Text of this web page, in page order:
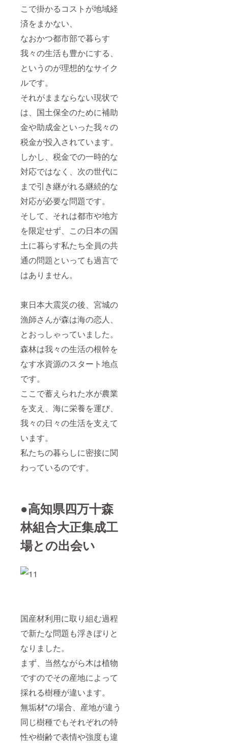
こで掛かるコストが地域経
済をまかない、
なおかつ都市部で暮らす
我々の生活も豊かにする、
というのが理想的なサイク
ルです。
それがままならない現状で
は、国土保全のために補助
金や助成金といった我々の
税金が投入されています。
しかし、税金での一時的な
対応ではなく、次の世代に
まで引き継がれる継続的な
対応が必要な問題です。
そして、それは都市や地方
を限定せず、この日本の国
土に暮らす私たち全員の共
通の問題といっても過言で
はありません。
東日本大震災の後、宮城の
漁師さんが森は海の恋人、
とおっしゃっていました。
森林は我々の生活の根幹を
なす水資源のスタート地点
です。
ここで蓄えられた水が農業
を支え、海に栄養を運び、
我々の日々の生活を支えて
います。
私たちの暮らしに密接に関
わっているのです。
●高知県四万十森
林組合大正集成工
場との出会い
国産材利用に取り組む過程
で新たな問題も浮きぼりと
なりました。
まず、当然ながら木は植物
ですのでその産地によって
採れる樹種が違います。
無垢材*の場合、産地が違う
同じ樹種でもそれぞれの特
性や樹齢で表情や強度も違